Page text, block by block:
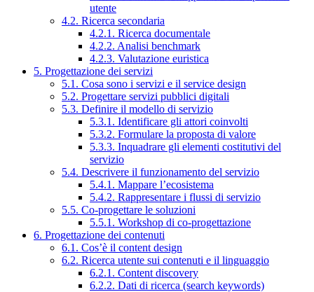
utente
4.2. Ricerca secondaria
4.2.1. Ricerca documentale
4.2.2. Analisi benchmark
4.2.3. Valutazione euristica
5. Progettazione dei servizi
5.1. Cosa sono i servizi e il service design
5.2. Progettare servizi pubblici digitali
5.3. Definire il modello di servizio
5.3.1. Identificare gli attori coinvolti
5.3.2. Formulare la proposta di valore
5.3.3. Inquadrare gli elementi costitutivi del
servizio
5.4. Descrivere il funzionamento del servizio
5.4.1. Mappare l’ecosistema
5.4.2. Rappresentare i flussi di servizio
5.5. Co-progettare le soluzioni
5.5.1. Workshop di co-progettazione
6. Progettazione dei contenuti
6.1. Cos’è il content design
6.2. Ricerca utente sui contenuti e il linguaggio
6.2.1. Content discovery
6.2.2. Dati di ricerca (search keywords)